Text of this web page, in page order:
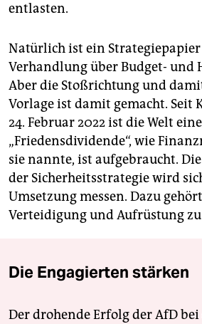
entlasten.
Natürlich ist ein Strategiepapier
Verhandlung über Budget- und
Aber die Stoßrichtung und
Vorlage ist damit gemacht. Seit
24. Februar 2022 ist die Welt
„Friedensdividende“, wie
sie nannte, ist aufgebraucht.
der Sicherheitsstrategie wird
Umsetzung messen. Dazu
Verteidigung und Aufrüstung
Die Engagierten stärken
Der drohende Erfolg der AfD